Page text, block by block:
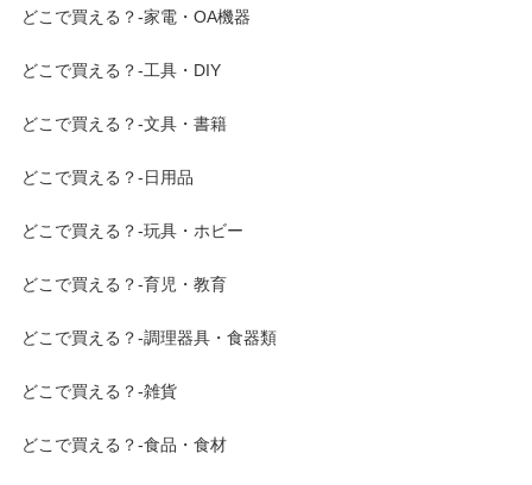
どこで買える？-家電・OA機器
どこで買える？-工具・DIY
どこで買える？-文具・書籍
どこで買える？-日用品
どこで買える？-玩具・ホビー
どこで買える？-育児・教育
どこで買える？-調理器具・食器類
どこで買える？-雑貨
どこで買える？-食品・食材